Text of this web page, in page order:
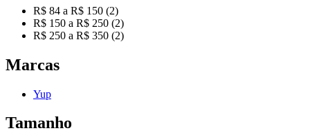
R$ 84 a R$ 150 (2)
R$ 150 a R$ 250 (2)
R$ 250 a R$ 350 (2)
Marcas
Yup
Tamanho